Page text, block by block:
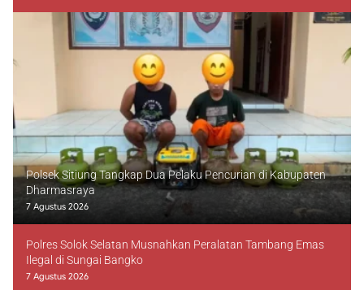
Polsek Sitiung Tangkap Dua Pelaku Pencurian di Kabupaten
Dharmasraya
7 Agustus 2026
Polres Solok Selatan Musnahkan Peralatan Tambang Emas
Ilegal di Sungai Bangko
7 Agustus 2026